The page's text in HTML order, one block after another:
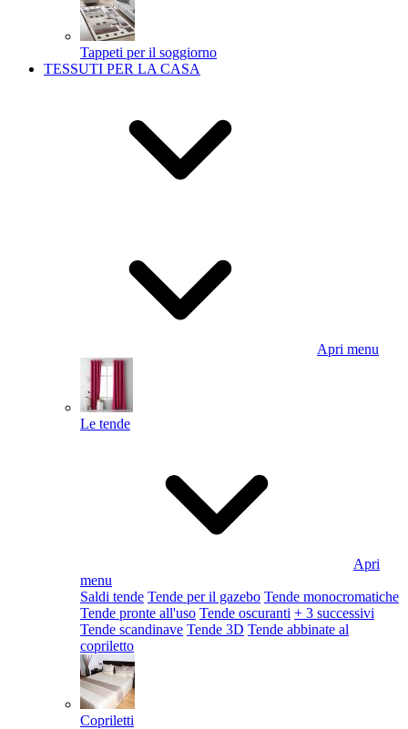
Tappeti per il soggiorno
TESSUTI PER LA CASA
Apri menu
Le tende
Apri
menu
Saldi tende Tende per il gazebo Tende monocromatiche
Tende pronte all'uso Tende oscuranti + 3 successivi
Tende scandinave Tende 3D Tende abbinate al
copriletto
Copriletti